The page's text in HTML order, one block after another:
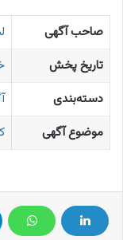
صاحب آگهی
تاریخ پخش
دسته‌بندی
موضوع آگهی